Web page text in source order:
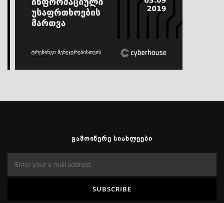
ᲒᲐᲛᲝᲘᲬᲔᲠᲔ ᲡᲘᲐᲮᲚᲔᲔᲑᲘ